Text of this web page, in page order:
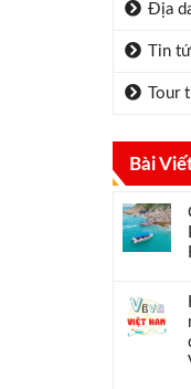
Địa
Tin
Tour
Bài